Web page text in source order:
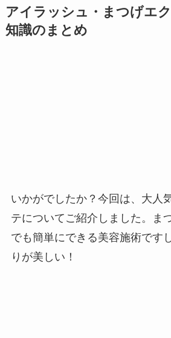
アイラッシュ・まつげエ
知識のまとめ
いかがでしたか？今回は、大人
テについてご紹介しました。ま
でも簡単にできる美容施術です
りが美しい！